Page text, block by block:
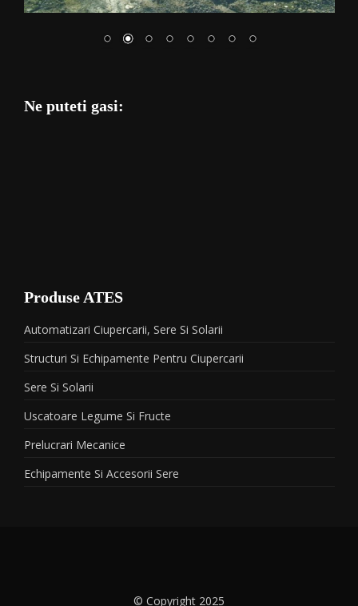
Ne puteti gasi:
Produse ATES
Automatizari Ciupercarii, Sere Si Solarii
Structuri Si Echipamente Pentru Ciupercarii
Sere Si Solarii
Uscatoare Legume Si Fructe
Prelucrari Mecanice
Echipamente Si Accesorii Sere
© Copyright 2025